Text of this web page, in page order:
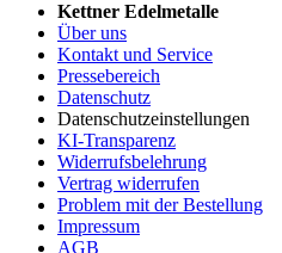
Kettner Edelmetalle
Über uns
Kontakt und Service
Pressebereich
Datenschutz
Datenschutzeinstellungen
KI-Transparenz
Widerrufsbelehrung
Vertrag widerrufen
Problem mit der Bestellung
Impressum
AGB